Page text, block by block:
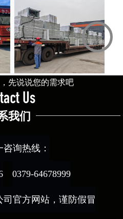
›
先说说您的需求吧
Us
我们
询热线：
0379-64678999
官方网站，谨防假冒